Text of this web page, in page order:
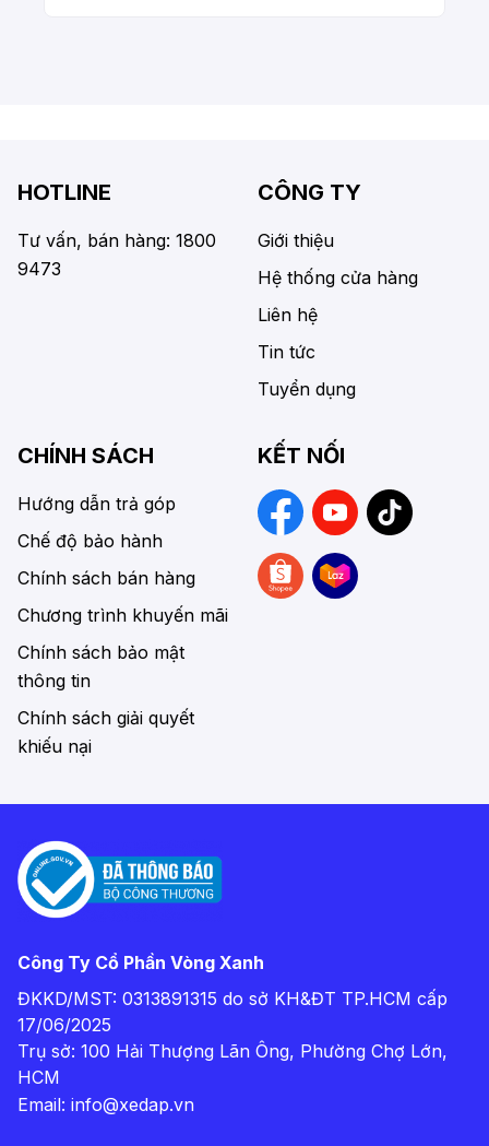
HOTLINE
Tư vấn, bán hàng: 1800
9473
CÔNG TY
Giới thiệu
Hệ thống cửa hàng
Liên hệ
Tin tức
Tuyển dụng
CHÍNH SÁCH
Hướng dẫn trả góp
Chế độ bảo hành
Chính sách bán hàng
Chương trình khuyến mãi
Chính sách bảo mật
thông tin
Chính sách giải quyết
khiếu nại
KẾT NỐI
Công Ty Cổ Phần Vòng Xanh
ĐKKD/MST: 0313891315 do sở KH&ĐT TP.HCM cấp
17/06/2025
Trụ sở: 100 Hải Thượng Lãn Ông, Phường Chợ Lớn,
HCM
Email: info@xedap.vn